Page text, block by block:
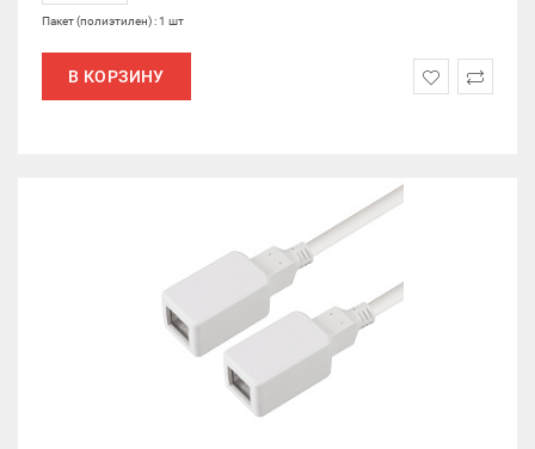
Пакет (полиэтилен) : 1 шт
В КОРЗИНУ